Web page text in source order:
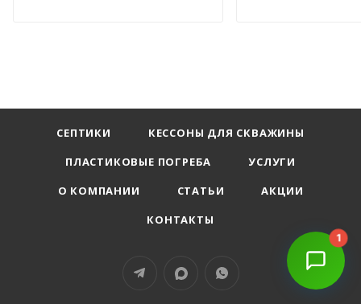
СЕПТИКИ
КЕССОНЫ ДЛЯ СКВАЖИНЫ
ПЛАСТИКОВЫЕ ПОГРЕБА
УСЛУГИ
О КОМПАНИИ
СТАТЬИ
АКЦИИ
КОНТАКТЫ
1